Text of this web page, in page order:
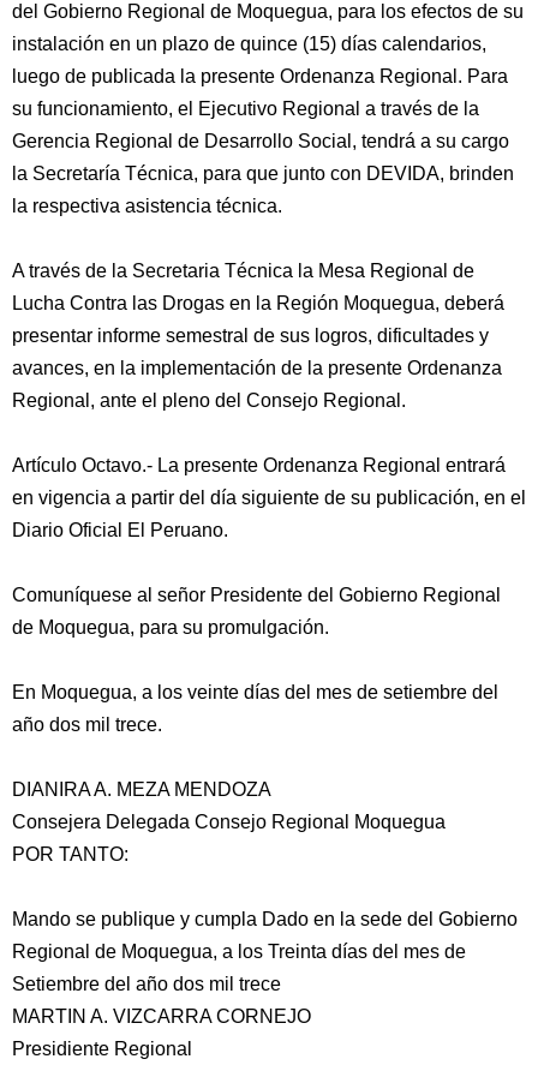
del Gobierno Regional de Moquegua, para los efectos de su
instalación en un plazo de quince (15) días calendarios,
luego de publicada la presente Ordenanza Regional. Para
su funcionamiento, el Ejecutivo Regional a través de la
Gerencia Regional de Desarrollo Social, tendrá a su cargo
la Secretaría Técnica, para que junto con DEVIDA, brinden
la respectiva asistencia técnica.
A través de la Secretaria Técnica la Mesa Regional de
Lucha Contra las Drogas en la Región Moquegua, deberá
presentar informe semestral de sus logros, dificultades y
avances, en la implementación de la presente Ordenanza
Regional, ante el pleno del Consejo Regional.
Artículo Octavo.- La presente Ordenanza Regional entrará
en vigencia a partir del día siguiente de su publicación, en el
Diario Oficial El Peruano.
Comuníquese al señor Presidente del Gobierno Regional
de Moquegua, para su promulgación.
En Moquegua, a los veinte días del mes de setiembre del
año dos mil trece.
DIANIRA A. MEZA MENDOZA
Consejera Delegada Consejo Regional Moquegua
POR TANTO:
Mando se publique y cumpla Dado en la sede del Gobierno
Regional de Moquegua, a los Treinta días del mes de
Setiembre del año dos mil trece
MARTIN A. VIZCARRA CORNEJO
Presidiente Regional